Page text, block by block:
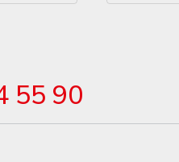
55 90